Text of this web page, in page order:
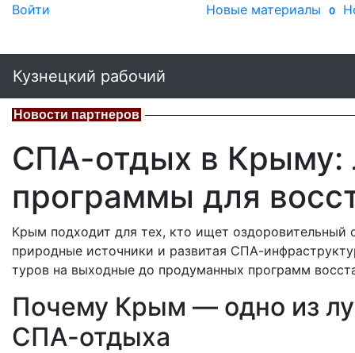
Войти Новые материалы 0
Кузнецкий рабочий
Новости партнеров
СПА-отдых в Крыму:
программы для
Крым подходит для тех, кто ищет
природные источники и развитая СПА-
туров на выходные до продуманных программ
Почему Крым — одно из
СПА-отдыха